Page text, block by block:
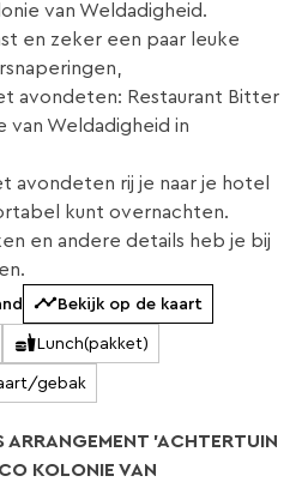
van Weldadigheid.
en zeker een paar leuke
avondeten: Restaurant Bitter
van Weldadigheid in
avondeten rij je naar je hotel
kunt overnachten.
en andere details heb je bij
Bekijk op de kaart
Lunch(pakket)
gebak
'ACHTERTUIN
KOLONIE VAN